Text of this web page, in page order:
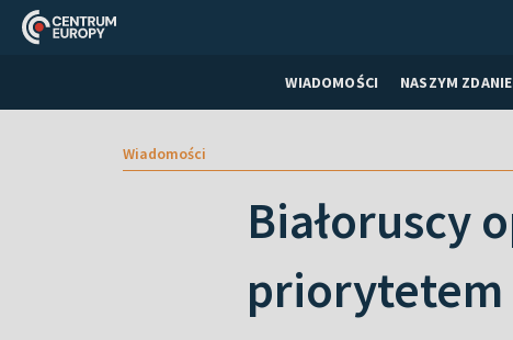
WIADOMOŚCI NASZYM
Wiadomości
Białoruscy
priorytetem